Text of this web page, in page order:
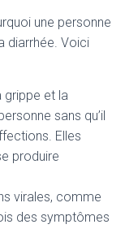
une personne
diarrhée. Voici
grippe et la
sans qu’il
Elles
produire
virales, comme
des symptômes